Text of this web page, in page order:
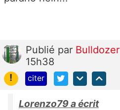
Publié par Bulldozer
15h38
!
citer
Lorenzo79 a écrit